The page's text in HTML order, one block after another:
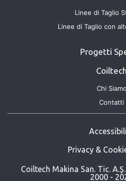
Linee di Taglio
Linee di Taglio con
Progetti
Coiltech
Chi Siamo
Contatti
Privacy &
Coiltech Makina San. Tic.
2000 -